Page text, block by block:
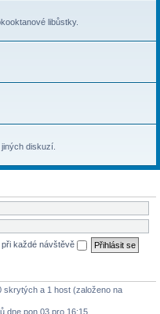
libůstky.
diskuzí.
při každé návštěvě
skrytých a 1 host (založeno na
dne pon 03 pro 16:15